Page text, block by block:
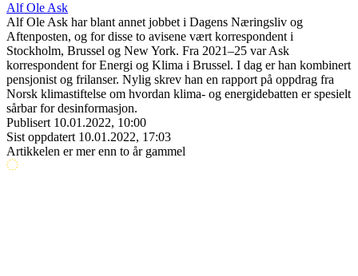
Alf Ole Ask
Alf Ole Ask har blant annet jobbet i Dagens Næringsliv og
Aftenposten, og for disse to avisene vært korrespondent i
Stockholm, Brussel og New York. Fra 2021–25 var Ask
korrespondent for Energi og Klima i Brussel. I dag er han kombinert
pensjonist og frilanser. Nylig skrev han en rapport på oppdrag fra
Norsk klimastiftelse om hvordan klima- og energidebatten er spesielt
sårbar for desinformasjon.
Publisert 10.01.2022, 10:00
Sist oppdatert 10.01.2022, 17:03
Artikkelen er mer enn to år gammel